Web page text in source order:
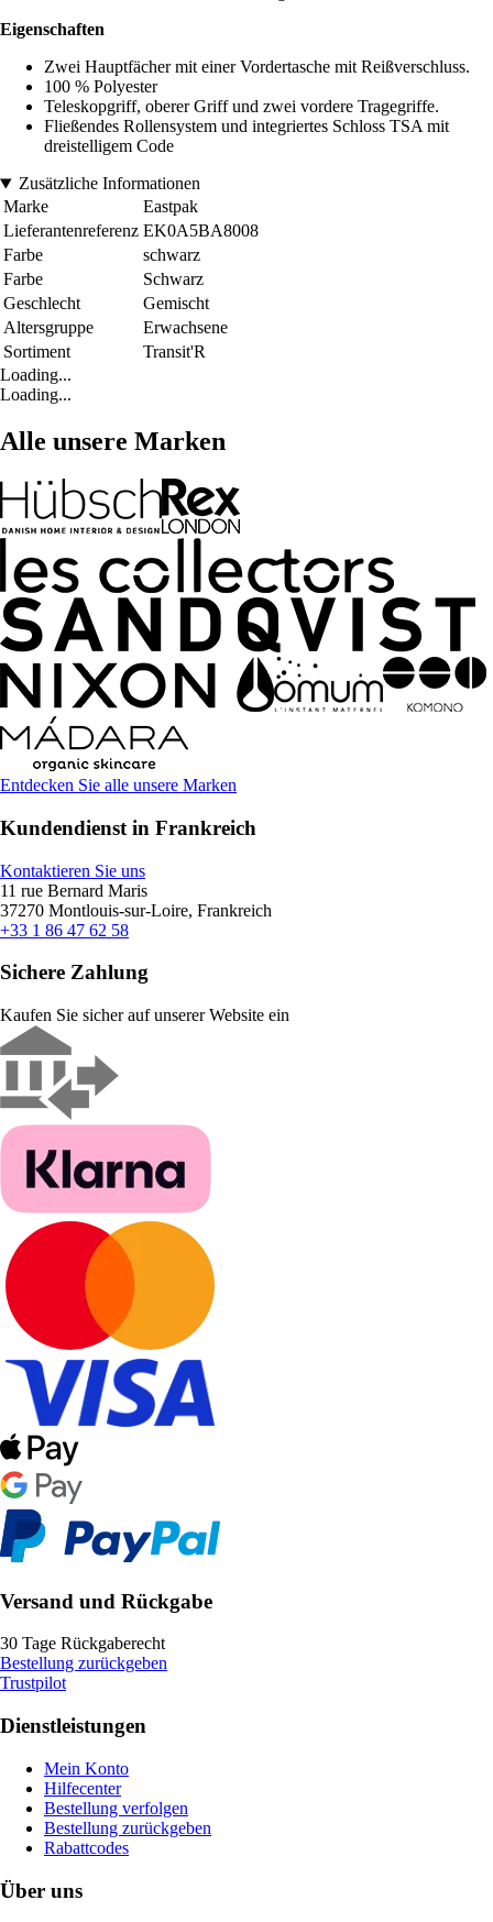
Eigenschaften
Zwei Hauptfächer mit einer Vordertasche mit Reißverschluss.
100 % Polyester
Teleskopgriff, oberer Griff und zwei vordere Tragegriffe.
Fließendes Rollensystem und integriertes Schloss TSA mit
dreistelligem Code
Zusätzliche Informationen
Marke
Eastpak
Lieferantenreferenz EK0A5BA8008
Farbe
schwarz
Farbe
Schwarz
Geschlecht
Gemischt
Altersgruppe
Erwachsene
Sortiment
Transit'R
Loading...
Loading...
Alle unsere Marken
Entdecken Sie alle unsere Marken
Kundendienst in Frankreich
Kontaktieren Sie uns
11 rue Bernard Maris
37270 Montlouis-sur-Loire, Frankreich
+33 1 86 47 62 58
Sichere Zahlung
Kaufen Sie sicher auf unserer Website ein
Versand und Rückgabe
30 Tage Rückgaberecht
Bestellung zurückgeben
Trustpilot
Dienstleistungen
Mein Konto
Hilfecenter
Bestellung verfolgen
Bestellung zurückgeben
Rabattcodes
Über uns